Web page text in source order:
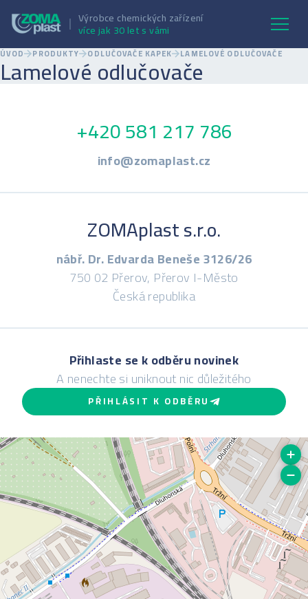
Výrobce chemických zařízení
více jak 30 let s vámi
Lamelové odlučovače
ÚVOD PRODUKTY ODLUČOVAČE KAPEK LAMELOVÉ ODLUČOVAČE
+420 581 217 786
info@zomaplast.cz
ZOMAplast s.r.o.
nábř. Dr. Edvarda Beneše 3126/26
750 02 Přerov, Přerov I-Město
Česká republika
Přihlaste se k odběru novinek
A nenechte si uniknout nic důležitého
PŘIHLÁSIT K ODBĚRU